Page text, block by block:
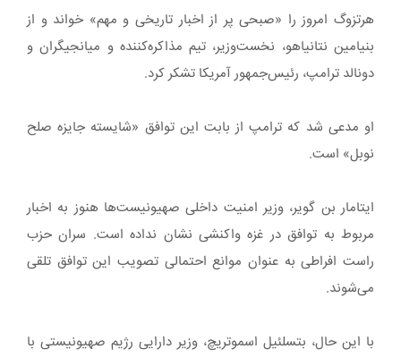
هرتزوگ امروز را «صبحی پر از اخبار تاریخی و مهم» خواند و از
بنیامین نتانیاهو، نخست‌وزیر، تیم مذاکره‌کننده و میانجیگران و
دونالد ترامپ، رئیس‌جمهور آمریکا تشکر کرد.
او مدعی شد که ترامپ از بابت این توافق «شایسته جایزه صلح
نوبل» است.
ایتامار بن گویر، وزیر امنیت داخلی صهیونیست‌ها هنوز به اخبار
مربوط به توافق در غزه واکنشی نشان نداده است. سران حزب
راست افراطی به عنوان موانع احتمالی تصویب این توافق تلقی
می‌شوند.
با این حال، بتسلئیل اسموتریچ، وزیر دارایی رژیم صهیونیستی با